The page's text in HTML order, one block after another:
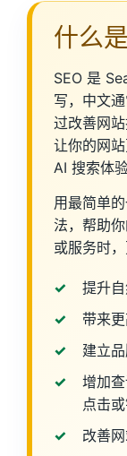
什么
SEO 是
写，中文
过改善网
让你的网
AI 搜索体
用最简单
法，帮助
或服务时
提升
带来
建立
增加
点击
改善